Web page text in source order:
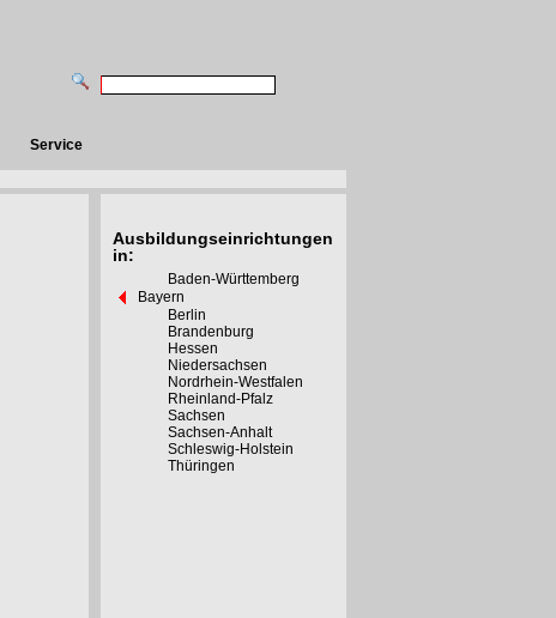
Service
Ausbildungseinrichtungen
in:
Baden-Württemberg
Bayern
Berlin
Brandenburg
Hessen
Niedersachsen
Nordrhein-Westfalen
Rheinland-Pfalz
Sachsen
Sachsen-Anhalt
Schleswig-Holstein
Thüringen